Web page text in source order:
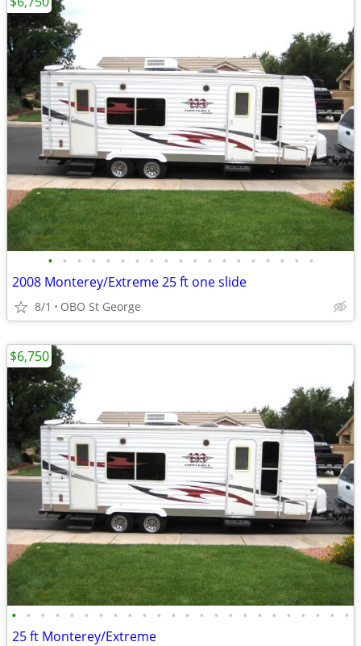
• • • • • • • • • • • • • • • • • • •
2008 Monterey/Extreme 25 ft one slide
8/1 OBO St George
• • • • • • • • • • • • • • • • • • • • • • • •
25 ft Monterey/Extreme
$6,750